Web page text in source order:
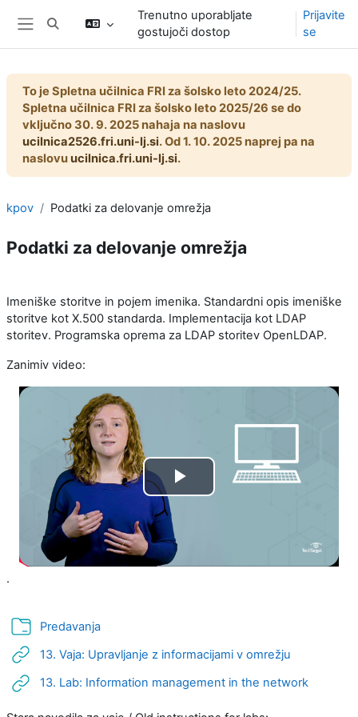
Preskoči na glavno vsebino
Preklopi iskalni vnos
Trenutno uporabljate
gostujoči dostop
Prijavite
se
To je Spletna učilnica FRI za šolsko leto 2024/25.
Spletna učilnica FRI za šolsko leto 2025/26 se do
vključno 30. 9. 2025 nahaja na naslovu
ucilnica2526.fri.uni-lj.si. Od 1. 10. 2025 naprej pa na
naslovuucilnica.fri.uni-lj.si.
kpov Podatki za delovanje omrežja
Podatki za delovanje omrežja
Imeniške storitve in pojem imenika. Standardni opis imeniške
storitve kot X.500 standarda. Implementacija kot LDAP
storitev. Programska oprema za LDAP storitev OpenLDAP.
Zanimiv video:
Predvajaj
.
PredavanjaMapa
13. Vaja: Upravljanje z informacijami v omrežjuURL
13. Lab: Information management in the networkURL